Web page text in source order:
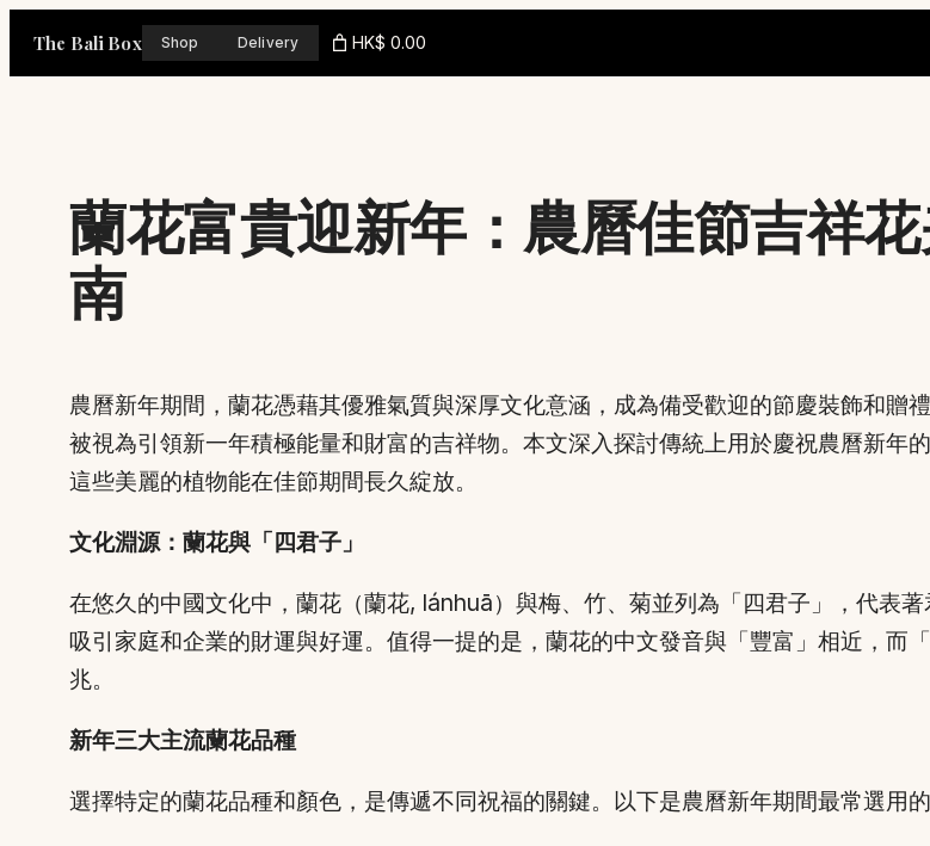
The Bali Box Shop Delivery HK$ 0.00
蘭花富貴迎新年：農曆佳節吉祥
南
農曆新年期間，蘭花憑藉其優雅氣質與深厚文化意涵，成為備受歡迎的節慶裝飾和贈
被視為引領新一年積極能量和財富的吉祥物。本文深入探討傳統上用於慶祝農曆新年
這些美麗的植物能在佳節期間長久綻放。
文化淵源：蘭花與「四君子」
在悠久的中國文化中，蘭花（蘭花, lánhuā）與梅、竹、菊並列為「四君子」，代表
吸引家庭和企業的財運與好運。值得一提的是，蘭花的中文發音與「豐富」相近，而
兆。
新年三大主流蘭花品種
選擇特定的蘭花品種和顏色，是傳遞不同祝福的關鍵。以下是農曆新年期間最常選用